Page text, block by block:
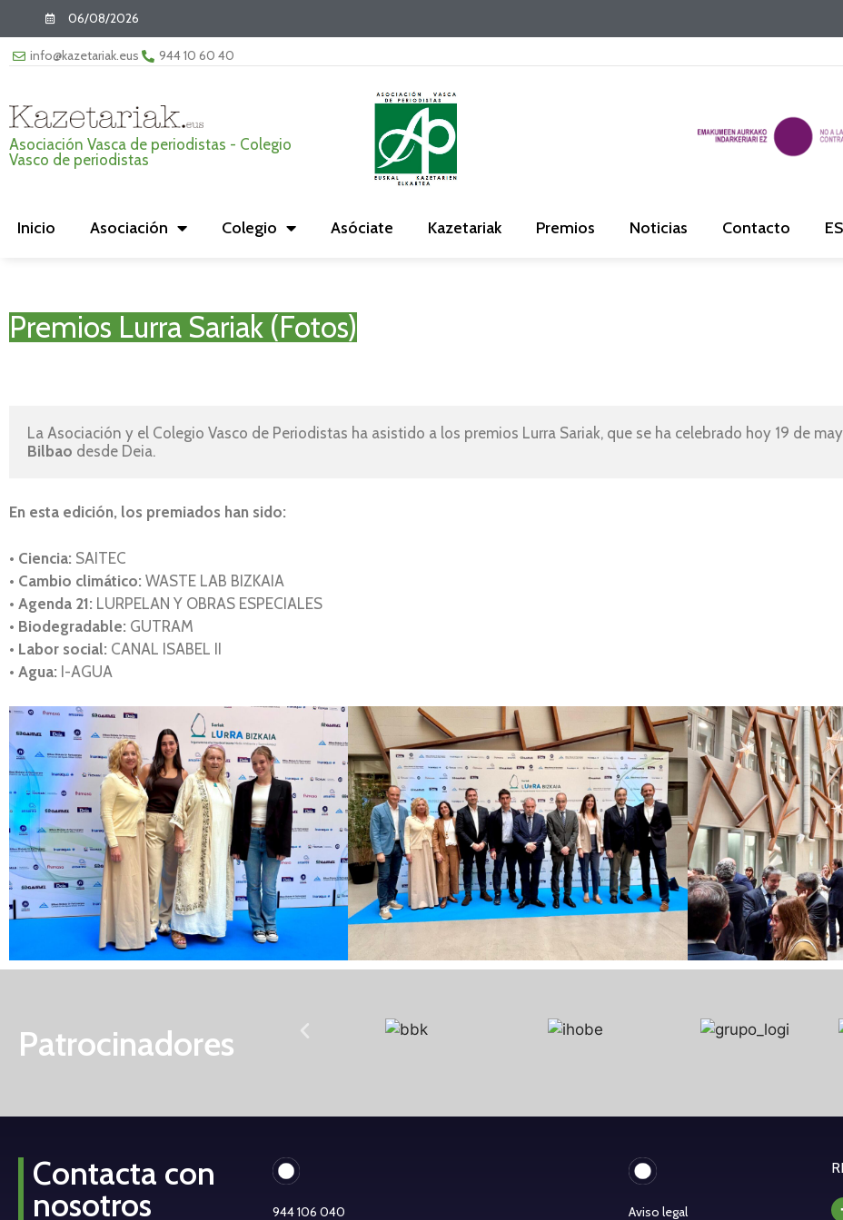
06/08/2026
info@kazetariak.eus 944 10 60 40
Asociación Vasca de periodistas - Colegio
Vasco de periodistas
Inicio Asociación Colegio Asóciate Kazetariak Premios Noticias Contacto ES
Premios Lurra Sariak (Fotos)
La Asociación y el Colegio Vasco de Periodistas ha asistido a los premios Lurra Sariak, que se ha celebrado hoy 19 de
Bilbao desde Deia.
En esta edición, los premiados han sido:
• Ciencia: SAITEC
• Cambio climático: WASTE LAB BIZKAIA
• Agenda 21: LURPELAN Y OBRAS ESPECIALES
• Biodegradable: GUTRAM
• Labor social: CANAL ISABEL II
• Agua: I-AGUA
Patrocinadores
Contacta con
nosotros
944 106 040 Aviso legal